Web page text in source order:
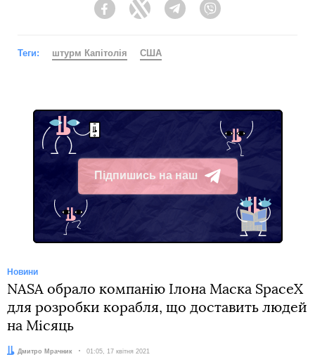
FacebookTwitter Telegram
Теги: штурм Капітолія США
Підпишись на наш
Telegram
Новини
NASA обрало компанію Ілона Маска SpaceX
для розробки корабля, що доставить людей
на Місяць
Автор:
Дмитро Мрачник Дата:
01:05, 17 квітня 2021